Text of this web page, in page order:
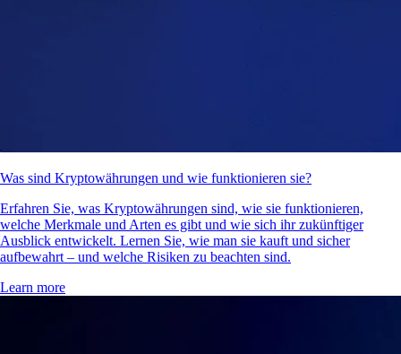
Was sind Kryptowährungen und wie funktionieren sie?
Erfahren Sie, was Kryptowährungen sind, wie sie funktionieren,
welche Merkmale und Arten es gibt und wie sich ihr zukünftiger
Ausblick entwickelt. Lernen Sie, wie man sie kauft und sicher
aufbewahrt – und welche Risiken zu beachten sind.
Learn more